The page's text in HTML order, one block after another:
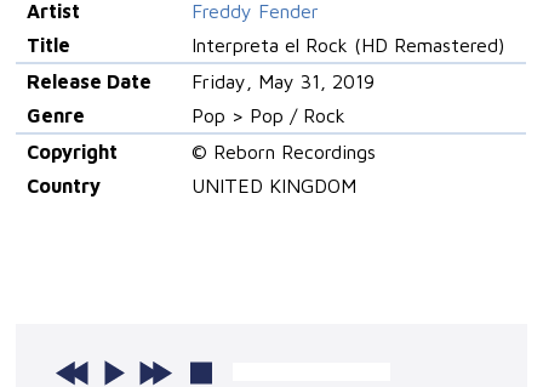
Artist
Freddy Fender
Title
Interpreta el Rock (HD Remastered)
Release Date
Friday, May 31, 2019
Genre
Pop > Pop / Rock
Copyright
© Reborn Recordings
Country
UNITED KINGDOM